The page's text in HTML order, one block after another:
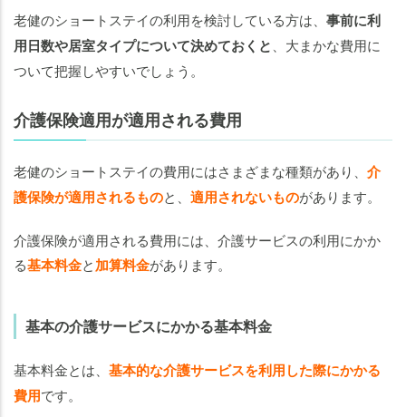
老健のショートステイの利用を検討している方は、 事前に利
用日数や居室タイプについて決めておくと 、大まかな費用に
ついて把握しやすいでしょう。
介護保険適用が適用される費用
老健のショートステイの費用にはさまざまな種類があり、 介
護保険が適用されるものと、 適用されないものがあります。
介護保険が適用される費用には、介護サービスの利用にかか
る基本料金と加算料金があります。
基本の介護サービスにかかる基本料金
基本料金とは、 基本的な介護サービスを利用した際にかかる
費用です。